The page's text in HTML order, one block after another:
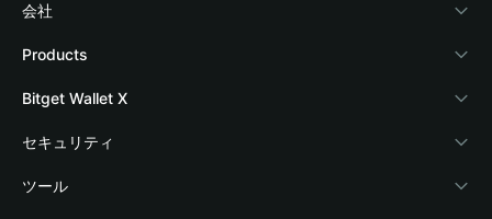
会社
Bitget Walletについて
ブログ
アカデミー
暗号資産ニュース
Products
Crypto Card
Stablecoin Earn
Payfi Crypto
Bitget Wallet X
デベロッパー
ウォレットを接続
セキュリティ
保護基金
ツール